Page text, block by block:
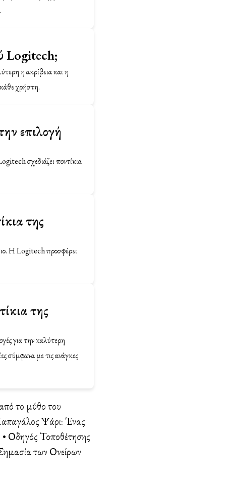
Logitech;
η ακρίβεια και η
χρήστη.
επιλογή
σχεδιάζει ποντίκια
της
Η Logitech προσφέρει
της
για την καλύτερη
σύμφωνα με τις ανάγκες
το μύθο του
Ψάρι: Ένας
• Οδηγός Τοποθέτησης
των Ονείρων